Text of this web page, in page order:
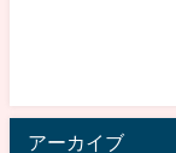
アーカイブ